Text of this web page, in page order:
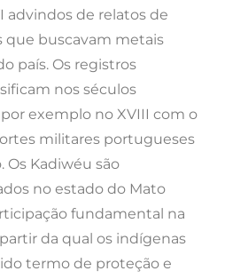
advindos de relatos de
que buscavam metais
país. Os registros
nos séculos
exemplo no XVIII com o
militares portugueses
Os Kadiwéu são
no estado do Mato
fundamental na
da qual os indígenas
termo de proteção e